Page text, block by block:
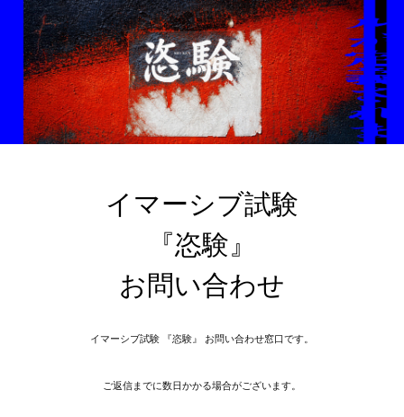
イマーシブ試験
『恣験』
お問い合わせ
イマーシブ試験 『恣験』 お問い合わせ窓口です。
ご返信までに数日かかる場合がございます。